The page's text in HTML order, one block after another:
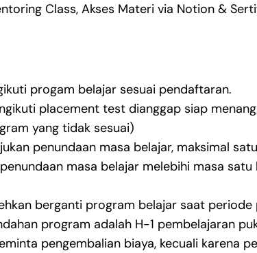
Class, Akses Materi via Notion &
progam belajar sesuai pendaftaran.
placement test dianggap siap
yang tidak sesuai)
penundaan masa belajar, maksimal
masa belajar melebihi masa
berganti program belajar saat periode
program adalah H-1 pembelajaran
pengembalian biaya, kecuali karena